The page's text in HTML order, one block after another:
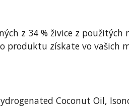
z 34 % živice z použitých
produktu získate vo vašich
Coconut Oil,